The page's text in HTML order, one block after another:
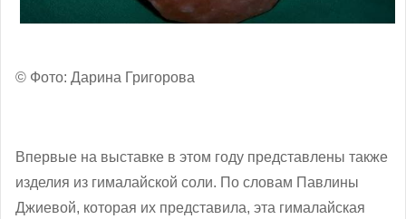
© Фото: Дарина Григорова
Впервые на выставке в этом году представлены также
изделия из гималайской соли. По словам Павлины
Джиевой, которая их представила, эта гималайская